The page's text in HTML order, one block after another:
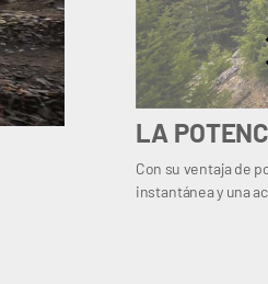
LA
Con su ventaja de
instantánea y una